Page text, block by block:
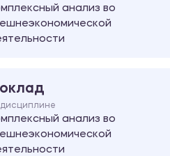
анализ во
дисциплине
анализ во